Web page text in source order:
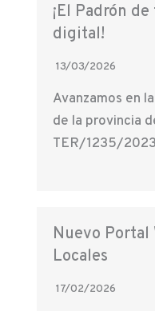
¡El Padrón
digital!
13/03/2026
Avanzamos en
de la provincia
TER/1235/
Nuevo Portal
Locales
17/02/2026